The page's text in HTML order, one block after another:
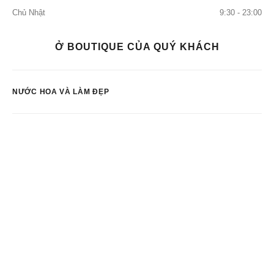
Chủ Nhật
9:30 - 23:00
Ở BOUTIQUE CỦA QUÝ KHÁCH
NƯỚC HOA VÀ LÀM ĐẸP